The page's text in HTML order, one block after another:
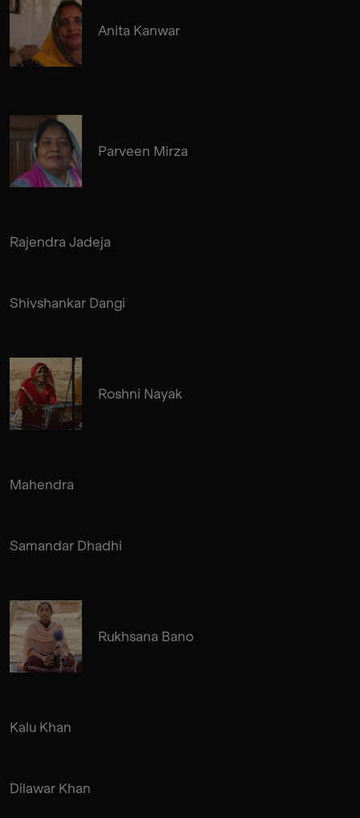
Anita Kanwar
Parveen Mirza
Rajendra Jadeja
Shivshankar Dangi
Roshni Nayak
Mahendra
Samandar Dhadhi
Rukhsana Bano
Kalu Khan
Dilawar Khan